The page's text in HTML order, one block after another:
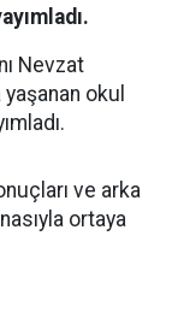
Nevzat
okul
ve arka
ortaya